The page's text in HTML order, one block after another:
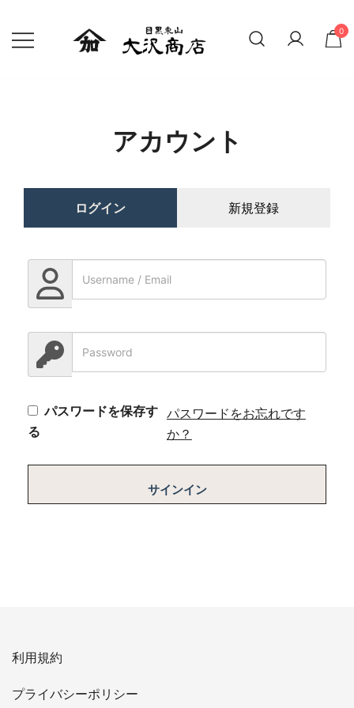
0
アカウント
ログイン 新規登録
パスワードを保存す
る
パスワードをお忘れです
か？
サインイン
利用規約
プライバシーポリシー